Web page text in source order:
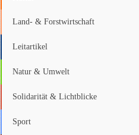
Land- & Forstwirtschaft
Leitartikel
Natur & Umwelt
Solidarität & Lichtblicke
Sport